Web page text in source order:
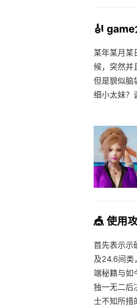
🎻 game
某年某月某
候，突然并
但是貌似脑
细小太妹？
🎪 使用
首先表示示
及24.6间类
端秘籍与如
独一无二后
士不知所措